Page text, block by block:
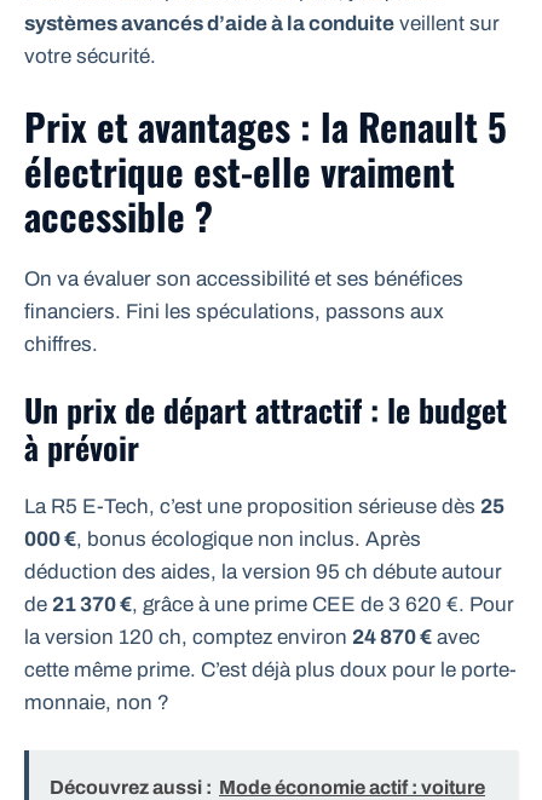
systèmes avancés d’aide à la conduite veillent sur
votre sécurité.
Prix et avantages : la Renault 5
électrique est-elle vraiment
accessible ?
On va évaluer son accessibilité et ses bénéfices
financiers. Fini les spéculations, passons aux
chiffres.
Un prix de départ attractif : le budget
à prévoir
La R5 E-Tech, c’est une proposition sérieuse dès 25
000 €, bonus écologique non inclus. Après
déduction des aides, la version 95 ch débute autour
de 21 370 €, grâce à une prime CEE de 3 620 €. Pour
la version 120 ch, comptez environ 24 870 € avec
cette même prime. C’est déjà plus doux pour le porte-
monnaie, non ?
Découvrez aussi : Mode économie actif : voiture